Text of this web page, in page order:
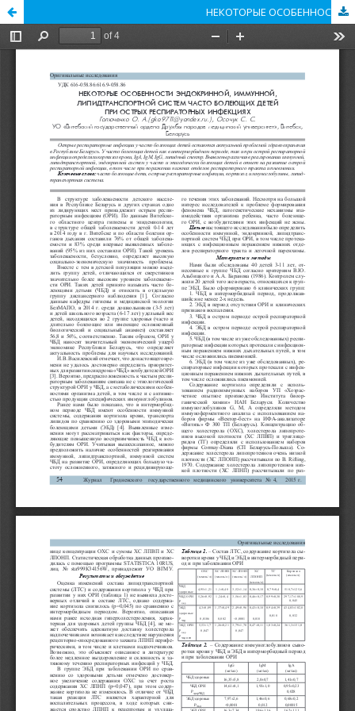
НЕКОТОРЫЕ ОСОБЕННОСТИ ЭНДОКРИННОЙ, ИММУННОЙ, ЛИПИД-ТРАНСПОРТНОЙ СИСТЕМ ЧАСТО БОЛЕЮЩИХ ДЕТЕЙ ПРИ ОСТРЫХ РЕСПИРАТОРНЫХ ИНФЕКЦИЯХ